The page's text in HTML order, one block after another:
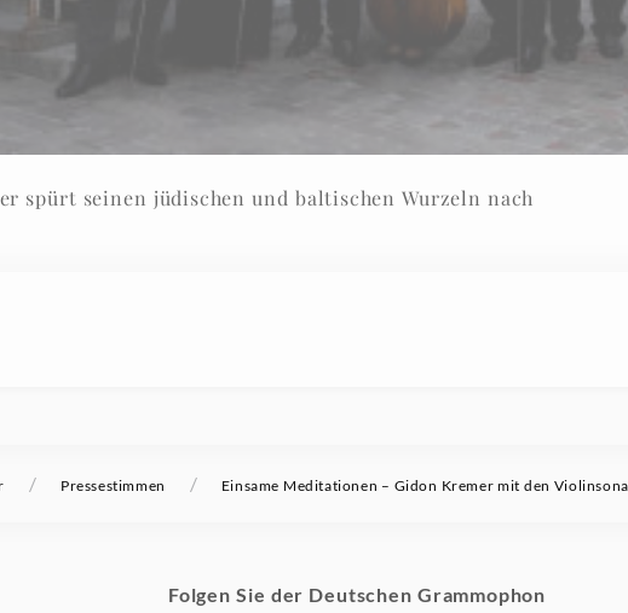
spürt seinen jüdischen und baltischen Wurzeln nach
/ Pressestimmen / Einsame Meditationen – Gidon Kremer mit den
Folgen Sie der Deutschen Grammophon